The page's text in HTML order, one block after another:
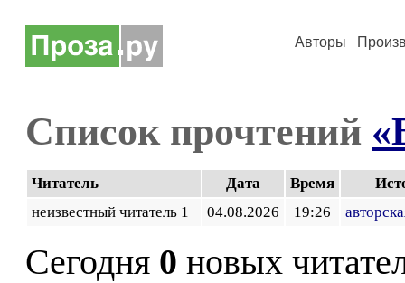
Авторы
Список прочтений
Читатель Дата Время
неизвестный читатель 1
04.08.2026 19:26
Сегодня 0 новых